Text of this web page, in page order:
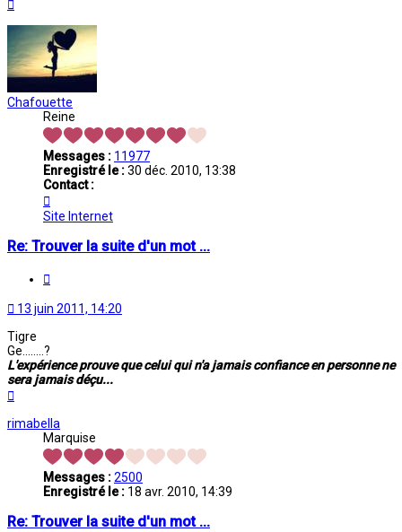
Chafouette
Reine
Messages : 11977
Enregistré le :30 déc. 2010, 13:38
Contact :
Chafouette
Site Internet
Re: Trouver la suite d'un mot ...
13 juin 2011, 14:20
Tigre
Ge........?
L'expérience prouve que celui qui n'a jamais confiance en personne ne
sera jamais déçu...
rimabella
Marquise
Messages :2500
Enregistré le : 18 avr. 2010, 14:39
Re: Trouver la suite d'un mot ...